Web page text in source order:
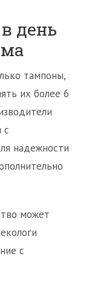
день
тампоны,
их более 6
с
надежности
может
с